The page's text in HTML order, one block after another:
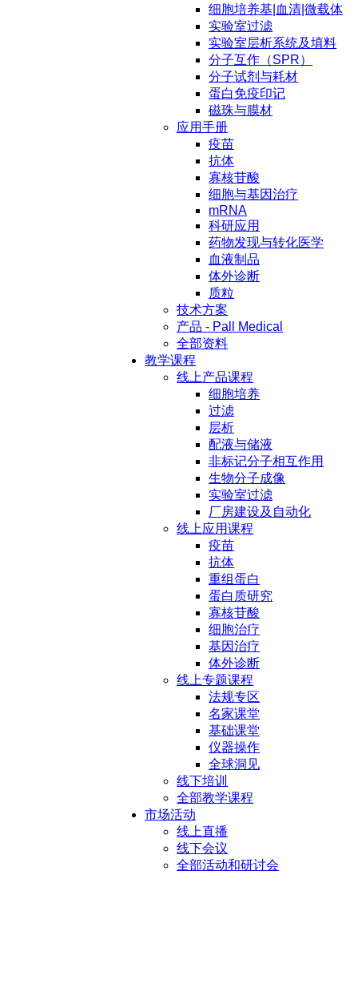
细胞培养基|血清|微载体
实验室过滤
实验室层析系统及填料
分子互作（SPR）
分子试剂与耗材
蛋白免疫印记
磁珠与膜材
应用手册
疫苗
抗体
寡核苷酸
细胞与基因治疗
mRNA
科研应用
药物发现与转化医学
血液制品
体外诊断
质粒
技术方案
产品 - Pall Medical
全部资料
教学课程
线上产品课程
细胞培养
过滤
层析
配液与储液
非标记分子相互作用
生物分子成像
实验室过滤
厂房建设及自动化
线上应用课程
疫苗
抗体
重组蛋白
蛋白质研究
寡核苷酸
细胞治疗
基因治疗
体外诊断
线上专题课程
法规专区
名家课堂
基础课堂
仪器操作
全球洞见
线下培训
全部教学课程
市场活动
线上直播
线下会议
全部活动和研讨会